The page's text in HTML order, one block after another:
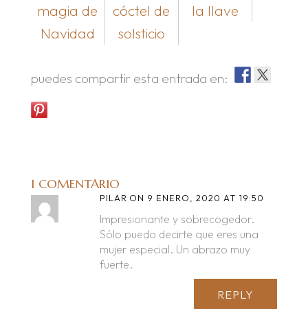
magia de
Navidad
cóctel de
solsticio
la llave
puedes compartir esta entrada en:
1 COMENTARIO
PILAR ON 9 ENERO, 2020 AT 19:50
Impresionante y sobrecogedor.
Sólo puedo decirte que eres una
mujer especial. Un abrazo muy
fuerte.
REPLY